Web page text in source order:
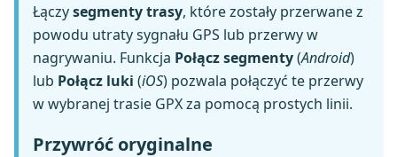
Łączysegmenty trasy, które zostały przerwane z
powodu utraty sygnału GPS lub przerwy w
nagrywaniu. Funkcja Połącz segmenty(Android)
lub Połącz luki (iOS) pozwala połączyć te przerwy
w wybranej trasie GPX za pomocą prostych linii.
Przywróć oryginalne